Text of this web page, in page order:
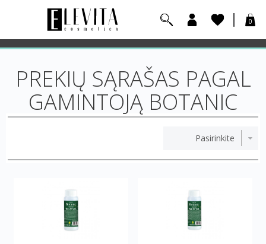
0
PREKIŲ SĄRAŠAS PAGAL
GAMINTOJĄ BOTANIC